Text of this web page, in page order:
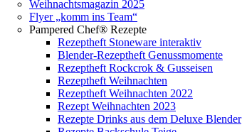
Weihnachtsmagazin 2025
Flyer „komm ins Team“
Pampered Chef® Rezepte
Rezeptheft Stoneware interaktiv
Blender-Rezeptheft Genussmomente
Rezeptheft Rockcrok & Gusseisen
Rezeptheft Weihnachten
Rezeptheft Weihnachten 2022
Rezept Weihnachten 2023
Rezepte Drinks aus dem Deluxe Blender